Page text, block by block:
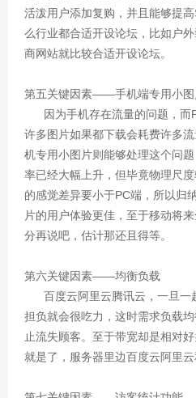
活泼用户添加复购，并且能够提
么行业都合适开设论坛，比如户
商网站就比较合适开设论坛。
第五关键因素——手机端专用小图
因为手机存在流量的问题，而
许多图片如果都下载会耗费许多
机专用小图片则能够处理这个问
率已经大幅上升，但毕竟物理尺
的感觉差异要小于PC端，所以归
片的用户体验更佳，至于移动将
分再说吧，估计那还且得等。
第六关键因素——均衡负载
百度云阿里云腾讯云，一旦一
担负就会很吃力，这时需求负载
止流失顾客。至于带宽却是相对
就是了，服务器里边百度云阿里云